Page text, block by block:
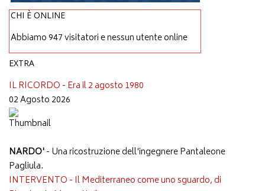
CHI È ONLINE
Abbiamo 947 visitatori e nessun utente online
EXTRA
IL RICORDO - Era il 2 agosto 1980
02 Agosto 2026
NARDO'- Una ricostruzione dell'ingegnere Pantaleone
Pagliula.
INTERVENTO - Il Mediterraneo come uno sguardo, di